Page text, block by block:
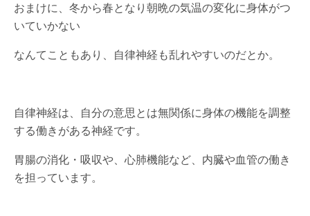
おまけに、冬から春となり朝晩の気温の変化に身体がつ
いていかない
なんてこともあり、自律神経も乱れやすいのだとか。
自律神経は、自分の意思とは無関係に身体の機能を調整
する働きがある神経です。
胃腸の消化・吸収や、心肺機能など、内臓や血管の働き
を担っています。